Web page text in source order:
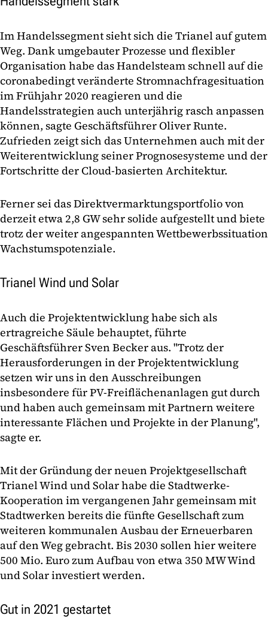
Im Handelssegment sieht sich die Trianel auf gutem
Weg. Dank umgebauter Prozesse und flexibler
Organisation habe das Handelsteam schnell auf die
coronabedingt veränderte Stromnachfragesituation
im Frühjahr 2020 reagieren und die
Handelsstrategien auch unterjährig rasch anpassen
können, sagte Geschäftsführer Oliver Runte.
Zufrieden zeigt sich das Unternehmen auch mit der
Weiterentwicklung seiner Prognosesysteme und der
Fortschritte der Cloud-basierten Architektur.
Ferner sei das Direktvermarktungsportfolio von
derzeit etwa 2,8 GW sehr solide aufgestellt und biete
trotz der weiter angespannten Wettbewerbssituation
Wachstumspotenziale.
Trianel Wind und Solar
Auch die Projektentwicklung habe sich als
ertragreiche Säule behauptet, führte
Geschäftsführer Sven Becker aus. "Trotz der
Herausforderungen in der Projektentwicklung
setzen wir uns in den Ausschreibungen
insbesondere für PV-Freiflächenanlagen gut durch
und haben auch gemeinsam mit Partnern weitere
interessante Flächen und Projekte in der Planung",
sagte er.
Mit der Gründung der neuen Projektgesellschaft
Trianel Wind und Solar habe die Stadtwerke-
Kooperation im vergangenen Jahr gemeinsam mit
Stadtwerken bereits die fünfte Gesellschaft zum
weiteren kommunalen Ausbau der Erneuerbaren
auf den Weg gebracht. Bis 2030 sollen hier weitere
500 Mio. Euro zum Aufbau von etwa 350 MW Wind
und Solar investiert werden.
Gut in 2021 gestartet